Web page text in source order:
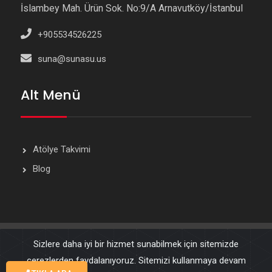
İslambey Mah. Ürün Sok. No:9/A Arnavutköy/İstanbul
+905534526225
suna@sunasu.us
Alt Menü
Atölye Takvimi
Blog
© 2011 Yaşam Geliştirme ve Kişisel Değişimin AdresiSuna
Su
Sizlere daha iyi bir hizmet sunabilmek için sitemizde
çerezlerden faydalanıyoruz. Sitemizi kullanmaya devam